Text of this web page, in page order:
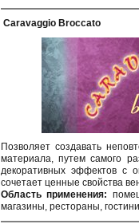
Сaravaggio Broccato
Позволяет создавать
материала, путем самого
декоративных эффектов с
сочетает ценные свойства
Область применения:
магазины, рестораны,